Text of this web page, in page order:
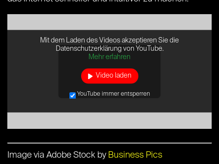
Mit dem Laden des Videos akzeptieren Sie die
Datenschutzerklärung von YouTube.
Mehr erfahren
Video laden
YouTube immer entsperren
Image via Adobe Stock by Business Pics